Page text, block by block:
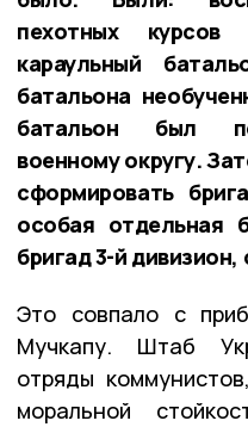
пехотных
караульный
батальона
батальон был
военному округу.
сформировать
особая отдельная
бригад 3-й
Это совпало с
Мучкапу. Штаб
отряды
моральной